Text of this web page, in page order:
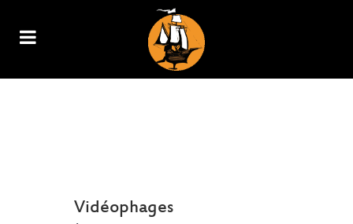
Vidéophages